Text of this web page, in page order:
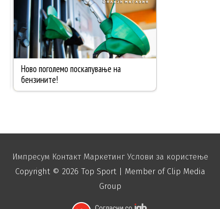
Импресум Контакт Маркетинг Услови за користење
Copyright © 2026 Top Sport| Member of Clip Media
Group